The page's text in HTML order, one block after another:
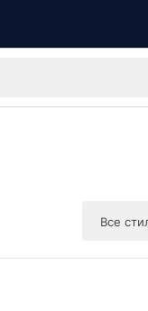
Все